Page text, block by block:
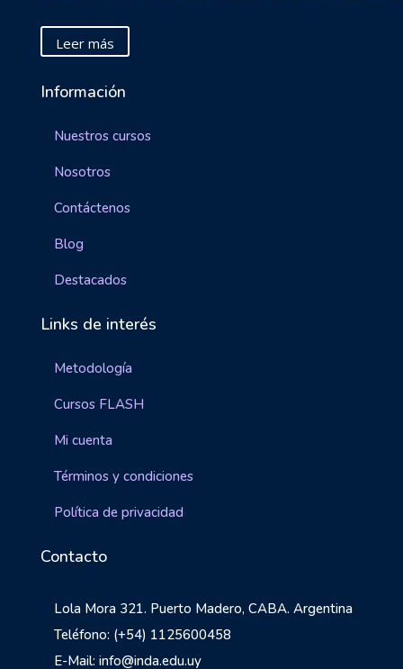
Leer más
Información
Nuestros cursos
Nosotros
Contáctenos
Blog
Destacados
Links de interés
Metodología
Cursos FLASH
Mi cuenta
Términos y condiciones
Política de privacidad
Contacto
Lola Mora 321. Puerto Madero, CABA. Argentina
Teléfono: (+54) 1125600458
E-Mail: info@inda.edu.uy